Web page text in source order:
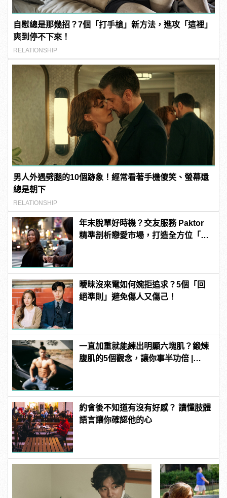
自慰總是那幾招？7個「打手槍」新方法，進攻「這裡」
爽到停不下來！
RELATIONSHIP
男人外遇劈腿的10個跡象！經常看著手機傻笑、螢幕還
總是朝下
RELATIONSHIP
年末脫單好時機？交友服務 Paktor
精準剖析戀愛市場，打造全方位「情
曖昧沒來電如何婉拒追求？5個「回
絕準則」避免傷人又傷己！
一直加重就能練出明顯六塊肌？鍛煉
腹肌的5個觀念，讓你事半功倍 |
約會後不知道有沒有好感？ 讀懂肢體
語言讓你確認他的心